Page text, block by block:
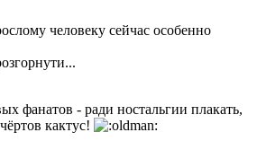
человеку сейчас особенно
фанатов - ради ностальгии плакать,
кактус!